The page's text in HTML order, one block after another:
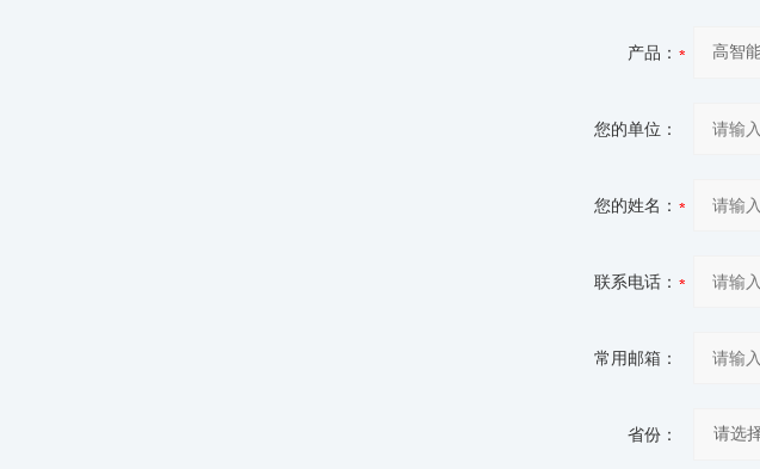
产品：
您的单位：
您的姓名：
联系电话：
常用邮箱：
省份：